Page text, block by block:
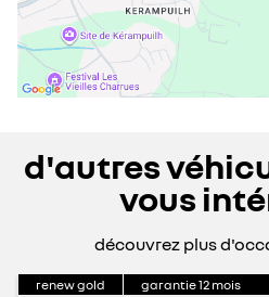
d'autres
vous
découvrez plus
renew gold garantie12 mois